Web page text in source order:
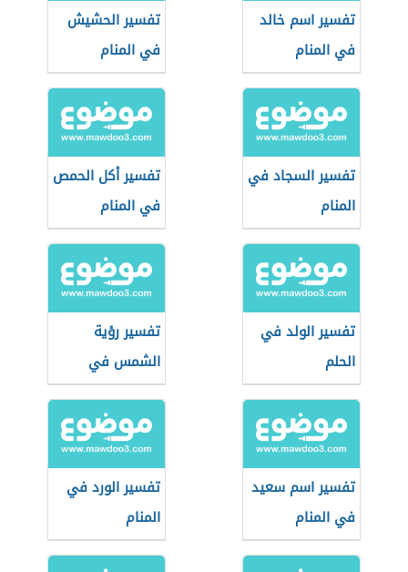
تفسير اسم خالد
في المنام
تفسير الحشيش
في المنام
تفسير السجاد في
المنام
تفسير أكل الحمص
في المنام
تفسير الولد في
الحلم
تفسير رؤية
الشمس في
المنام
تفسير اسم سعيد
في المنام
تفسير الورد في
المنام